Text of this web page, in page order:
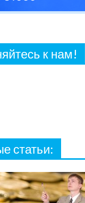
2021
к нам!
статьи: